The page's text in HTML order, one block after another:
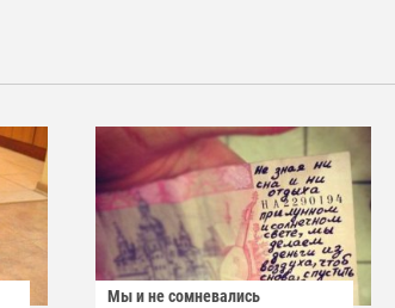
Мы и не сомневались